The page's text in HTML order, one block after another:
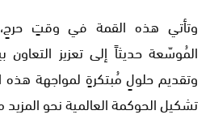
وتأتي هذه القمة في وقتٍ
المُوسّعة حديثاً إلى تعزيز
وتقديم حلولٍ مُبتكرةٍ لمواجهة هذه
تشكيل الحوكمة العالمية نحو